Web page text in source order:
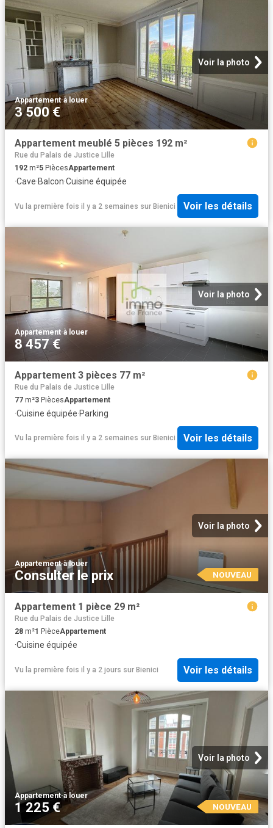
Voir la photo
Appartement·à louer
3 500 €
Appartement meublé 5 pièces 192 m²
Rue du Palais de Justice Lille
192 m²5 PiècesAppartement
·Cave·Balcon·Cuisine équipée
Vu la première fois il y a 2 semaines sur Bienici Voir les détails
Voir la photo
Appartement·à louer
8 457 €
Appartement 3 pièces 77 m²
Rue du Palais de Justice Lille
77 m²3 PiècesAppartement
·Cuisine équipée·Parking
Vu la première fois il y a 2 semaines sur Bienici Voir les détails
Voir la photo
Appartement·à louer
Consulter le prix NOUVEAU
Appartement 1 pièce 29 m²
Rue du Palais de Justice Lille
28 m²1 PièceAppartement
·Cuisine équipée
Vu la première fois il y a 2 jours sur Bienici Voir les détails
Voir la photo
Appartement·à louer
1 225 € NOUVEAU